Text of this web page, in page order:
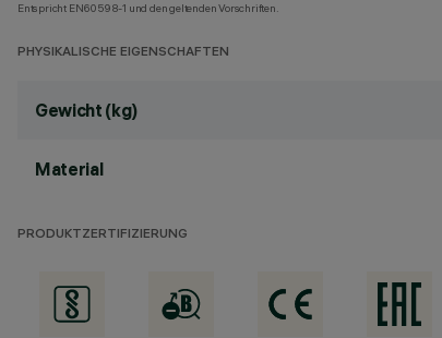
Entspricht EN60598-1 und den geltenden Vorschriften.
PHYSIKALISCHE EIGENSCHAFTEN
Gewicht (kg)
Material
PRODUKTZERTIFIZIERUNG